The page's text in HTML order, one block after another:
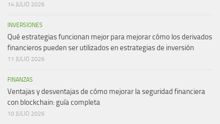
14 JULIO 2026
INVERSIONES
Qué estrategias funcionan mejor para mejorar cómo los derivados
financieros pueden ser utilizados en estrategias de inversión
11 JULIO 2026
FINANZAS
Ventajas y desventajas de cómo mejorar la seguridad financiera
con blockchain: guía completa
10 JULIO 2026